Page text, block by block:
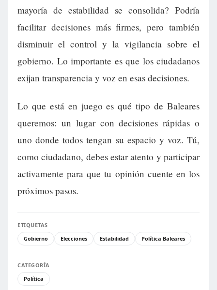
mayoría de estabilidad se consolida? Podría
facilitar decisiones más firmes, pero también
disminuir el control y la vigilancia sobre el
gobierno. Lo importante es que los ciudadanos
exijan transparencia y voz en esas decisiones.
Lo que está en juego es qué tipo de Baleares
queremos: un lugar con decisiones rápidas o
uno donde todos tengan su espacio y voz. Tú,
como ciudadano, debes estar atento y participar
activamente para que tu opinión cuente en los
próximos pasos.
ETIQUETAS
Gobierno
Elecciones Estabilidad Política Baleares
CATEGORÍA
Política